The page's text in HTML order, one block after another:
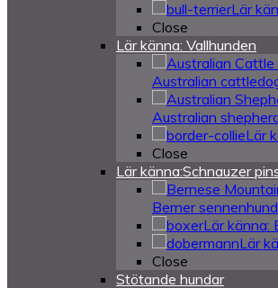
Lär
Close
Lär känna: Vallhunden
Australian
Australian
Lär
Close
Lär känna:Schnauzer
Berner sennenhund
Lär känna:
Lär
Close
Stötande hundar